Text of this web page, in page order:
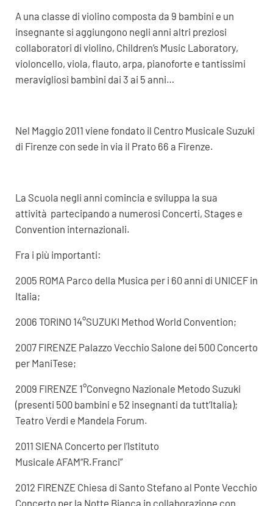
A una classe di violino composta da 9 bambini e un
insegnante si aggiungono negli anni altri preziosi
collaboratori di violino, Children’s Music Laboratory,
violoncello, viola, flauto, arpa, pianoforte e tantissimi
meravigliosi bambini dai 3 ai 5 anni…
Nel Maggio 2011 viene fondato il Centro Musicale Suzuki
di Firenze con sede in via il Prato 66 a Firenze.
La Scuola negli anni comincia e sviluppa la sua
attività partecipando a numerosi Concerti, Stages e
Convention internazionali.
Fra i più importanti:
2005 ROMA Parco della Musica per i 60 anni di UNICEF in
Italia;
2006 TORINO 14°SUZUKI Method World Convention;
2007 FIRENZE Palazzo Vecchio Salone dei 500 Concerto
per ManiTese;
2009 FIRENZE 1°Convegno Nazionale Metodo Suzuki
(presenti 500 bambini e 52 insegnanti da tutt’Italia);
Teatro Verdi e Mandela Forum.
2011 SIENA Concerto per l’Istituto
Musicale AFAM“R.Franci”
2012 FIRENZE Chiesa di Santo Stefano al Ponte Vecchio
Concerto per la Notte Bianca in collaborazione con